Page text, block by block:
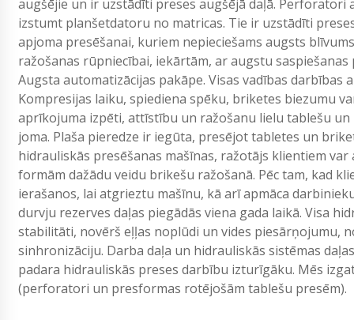
augšējie un ir uzstādīti preses augšējā daļā.
izstumt planšetdatoru no matricas. Tie ir uzstādīti
apjoma presēšanai, kuriem nepieciešams augsts
ražošanas rūpniecībai, iekārtām, ar augstu
Augsta automatizācijas pakāpe. Visas vadības
Kompresijas laiku, spiediena spēku, briketes biezumu
aprīkojuma izpēti, attīstību un ražošanu lielu tablešu
joma. Plaša pieredze ir iegūta, presējot tabletes un
hidrauliskās presēšanas mašīnas, ražotājs klientiem
formām dažādu veidu brikešu ražošanā. Pēc tam, kad
ierašanos, lai atgrieztu mašīnu, kā arī apmāca
durvju rezerves daļas piegādās viena gada laikā. Visa
stabilitāti, novērš eļļas noplūdi un vides piesārņojumu,
sinhronizāciju. Darba daļa un hidrauliskās sistēmas
padara hidrauliskās preses darbību izturīgāku. Mēs
(perforatori un presformas rotējošām tablešu presēm).